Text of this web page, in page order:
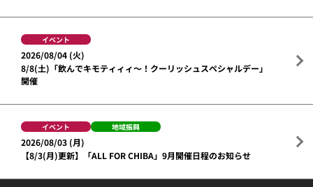
イベント
2026/08/04 (火)
8/8(土)「飲んでキモティィィ～！クーリッシュスペシャルデー」
開催
イベント 地域振興
2026/08/03 (月)
【8/3(月)更新】「ALL FOR CHIBA」9月開催日程のお知らせ